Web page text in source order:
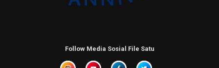
Follow Media Sosial File Satu